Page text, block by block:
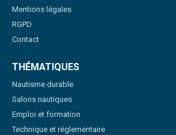
Mentions légales
RGPD
Contact
THÉMATIQUES
Nautisme durable
Salons nautiques
Emploi et formation
Technique et réglementaire